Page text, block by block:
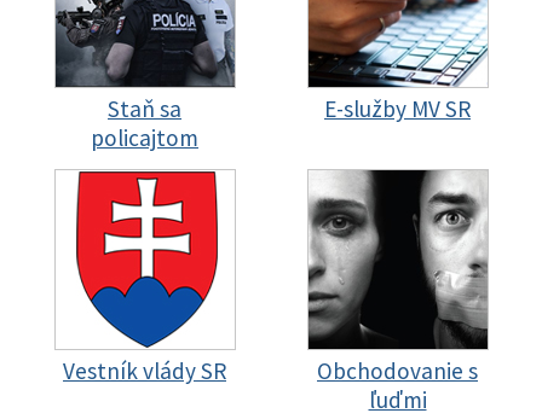
Staň sa
policajtom
E-služby MV SR
Vestník vlády SR
Obchodovanie s
ľuďmi